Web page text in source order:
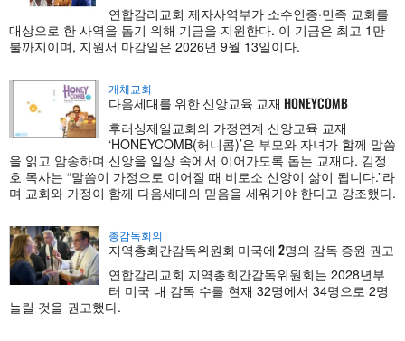
연합감리교회 제자사역부가 소수인종·민족 교회를
대상으로 한 사역을 돕기 위해 기금을 지원한다. 이 기금은 최고 1만
불까지이며, 지원서 마감일은 2026년 9월 13일이다.
개체교회
다음세대를 위한 신앙교육 교재 HONEYCOMB
후러싱제일교회의 가정연계 신앙교육 교재
‘HONEYCOMB(허니콤)’은 부모와 자녀가 함께 말씀
을 읽고 암송하며 신앙을 일상 속에서 이어가도록 돕는 교재다. 김정
호 목사는 “말씀이 가정으로 이어질 때 비로소 신앙이 삶이 됩니다.”라
며 교회와 가정이 함께 다음세대의 믿음을 세워가야 한다고 강조했다.
총감독회의
지역총회간감독위원회 미국에 2명의 감독 증원 권고
연합감리교회 지역총회간감독위원회는 2028년부
터 미국 내 감독 수를 현재 32명에서 34명으로 2명
늘릴 것을 권고했다.